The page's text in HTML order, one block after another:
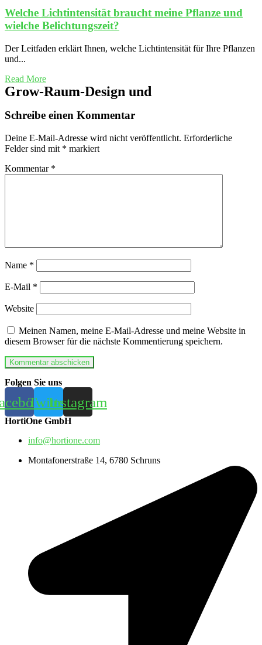
Welche Lichtintensität braucht meine Pflanze und
wielche Belichtungszeit?
Der Leitfaden erklärt Ihnen, welche Lichtintensität für Ihre Pflanzen
und...
Read More
Grow-Raum-Design und
Schreibe einen Kommentar
Deine E-Mail-Adresse wird nicht veröffentlicht. Erforderliche
Felder sind mit * markiert
Kommentar *
Name *
E-Mail *
Website
Meinen Namen, meine E-Mail-Adresse und meine Website in
diesem Browser für die nächste Kommentierung speichern.
Folgen Sie uns
TwitterInstagram
HortiOne GmbH
info@hortione.com
Montafonerstraße 14, 6780 Schruns